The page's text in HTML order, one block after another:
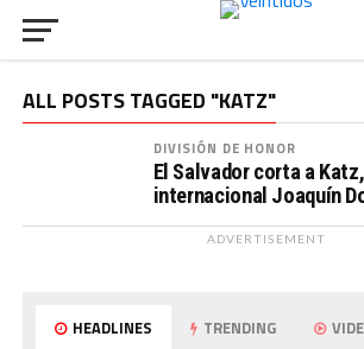
ALL POSTS TAGGED "KATZ"
DIVISIÓN DE HONOR
El Salvador corta a
internacional Joaquín
ADVERTISEMENT
HEADLINES TRENDING